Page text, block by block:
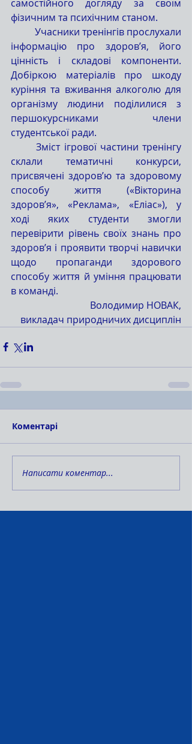
самостійного догляду за своїм
фізичним та психічним станом.
інформацію про здоров’я, його
цінність і складові компоненти.
Добіркою матеріалів про шкоду
куріння та вживання алкоголю для
організму людини поділилися з
першокурсниками члени
студентської ради.
	Зміст ігрової частини тренінгу
склали тематичні конкурси,
присвячені здоров’ю та здоровому
способу життя («Вікторина
здоров’я», «Реклама», «Еліас»), у
ході яких студенти змогли
перевірити рівень своїх знань про
здоров’я і проявити творчі навички
щодо пропаганди здорового
способу життя й уміння працювати
в команді.
Володимир НОВАК,
викладач природничих дисциплін
Коментарі
Написати коментар...